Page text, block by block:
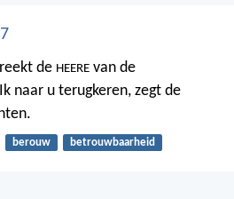
de HEERE van de
naar u terugkeren, zegt de
berouw betrouwbaarheid